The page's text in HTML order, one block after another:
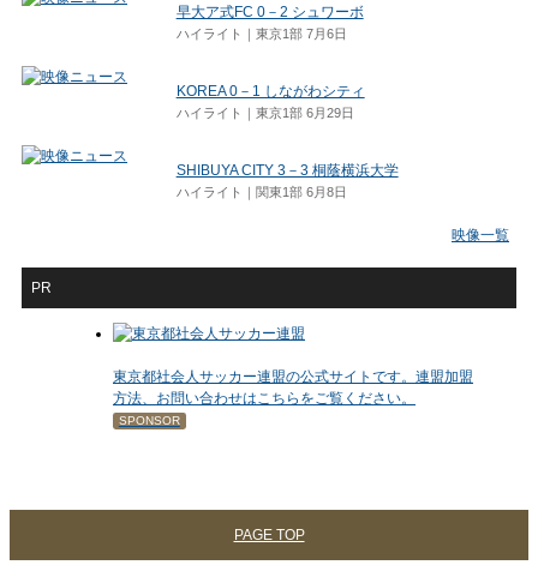
早大ア式FC 0－2 シュワーボ
ハイライト｜東京1部 7月6日
KOREA 0－1 しながわシティ
ハイライト｜東京1部 6月29日
SHIBUYA CITY 3－3 桐蔭横浜大学
ハイライト｜関東1部 6月8日
映像一覧
PR
東京都社会人サッカー連盟の公式サイトです。連盟加盟
方法、お問い合わせはこちらをご覧ください。
SPONSOR
PAGE TOP